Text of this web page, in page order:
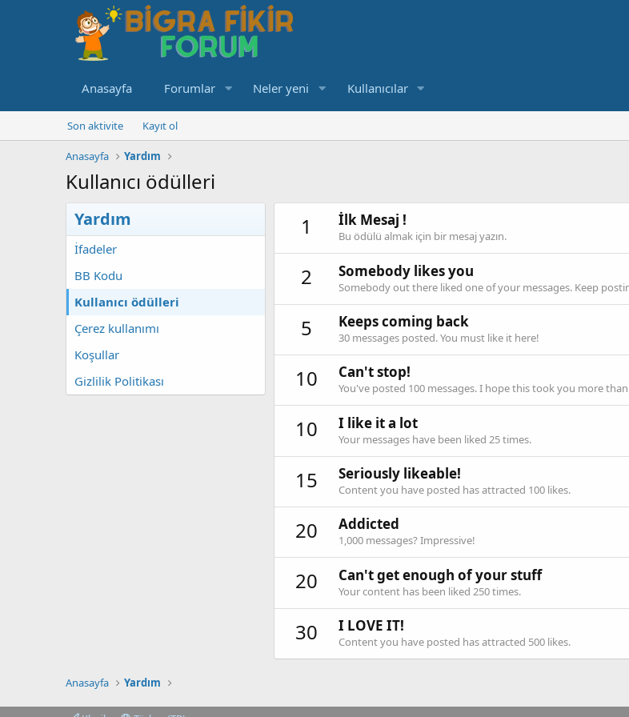
Anasayfa Forumlar Neler yeni Kullanıcılar
Son aktivite Kayıt ol
Anasayfa Yardım
Kullanıcı ödülleri
Yardım
İfadeler
BB Kodu
Kullanıcı ödülleri
Çerez kullanımı
Koşullar
Gizlilik Politikası
1 İlk Mesaj !
Bu ödülü almak için bir mesaj yazın.
2 Somebody likes you
Somebody out there liked one of your messages. Keep
5 Keeps coming back
30 messages posted. You must like it here!
10 Can't stop!
You've posted 100 messages. I hope this took you more
10 I like it a lot
Your messages have been liked 25 times.
15 Seriously likeable!
Content you have posted has attracted 100 likes.
20 Addicted
1,000 messages? Impressive!
20 Can't get enough of your stuff
Your content has been liked 250 times.
30 I LOVE IT!
Content you have posted has attracted 500 likes.
Anasayfa Yardım